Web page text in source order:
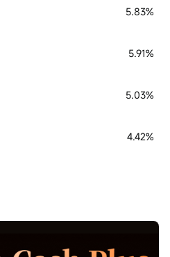
5.83%
5.91%
5.03%
4.42%